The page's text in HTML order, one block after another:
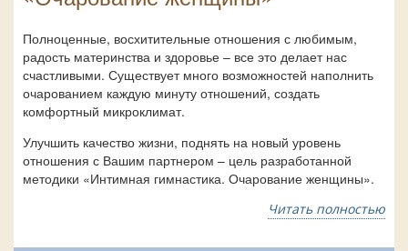
Полноценные, восхитительные отношения с любимым,
радость материнства и здоровье – все это делает нас
счастливыми. Существует много возможностей наполнить
очарованием каждую минуту отношений, создать
комфортный микроклимат.
Улучшить качество жизни, поднять на новый уровень
отношения с Вашим партнером – цель разработанной
методики «Интимная гимнастика. Очарование женщины».
Читать полностью